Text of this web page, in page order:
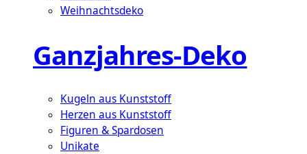
Weihnachtsdeko
Ganzjahres-Deko
Kugeln aus Kunststoff
Herzen aus Kunststoff
Figuren & Spardosen
Unikate